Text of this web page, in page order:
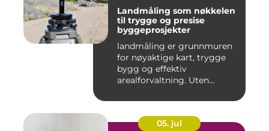
Landmåling som nøkkelen
til trygge og presise
byggeprosjekter
landmåling er grunnmuren
for nøyaktige kart, trygge
bygg og effektiv
arealforvaltning. Uten
05. jul